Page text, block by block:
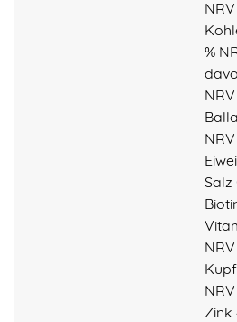
NRV
%
NRV
NRV
Salz
NRV
NRV
Zink